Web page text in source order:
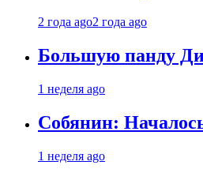
2 года ago2 года ago
Большую панду
1 неделя ago
Собянин:
1 неделя ago